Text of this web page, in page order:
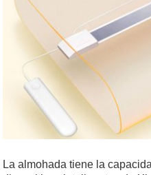
La almohada tiene la